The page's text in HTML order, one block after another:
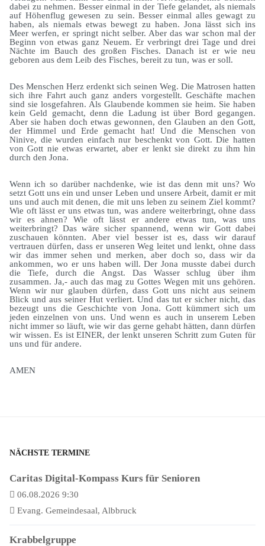
dabei zu nehmen. Besser einmal in der Tiefe gelandet, als niemals
auf Höhenflug gewesen zu sein. Besser einmal alles gewagt zu
haben, als niemals etwas bewegt zu haben. Jona lässt sich ins
Meer werfen, er springt nicht selber. Aber das war schon mal der
Beginn von etwas ganz Neuem. Er verbringt drei Tage und drei
Nächte im Bauch des großen Fisches. Danach ist er wie neu
geboren aus dem Leib des Fisches, bereit zu tun, was er soll.
Des Menschen Herz erdenkt sich seinen Weg. Die Matrosen hatten
sich ihre Fahrt auch ganz anders vorgestellt. Geschäfte machen
sind sie losgefahren. Als Glaubende kommen sie heim. Sie haben
kein Geld gemacht, denn die Ladung ist über Bord gegangen.
Aber sie haben doch etwas gewonnen, den Glauben an den Gott,
der Himmel und Erde gemacht hat! Und die Menschen von
Ninive, die wurden einfach nur beschenkt von Gott. Die hatten
von Gott nie etwas erwartet, aber er lenkt sie direkt zu ihm hin
durch den Jona.
Wenn ich so darüber nachdenke, wie ist das denn mit uns? Wo
setzt Gott uns ein und unser Leben und unsere Arbeit, damit er mit
uns und auch mit denen, die mit uns leben zu seinem Ziel kommt?
Wie oft lässt er uns etwas tun, was andere weiterbringt, ohne dass
wir es ahnen? Wie oft lässt er andere etwas tun, was uns
weiterbringt? Das wäre sicher spannend, wenn wir Gott dabei
zuschauen könnten. Aber viel besser ist es, dass wir darauf
vertrauen dürfen, dass er unseren Weg leitet und lenkt, ohne dass
wir das immer sehen und merken, aber doch so, dass wir da
ankommen, wo er uns haben will. Der Jona musste dabei durch
die Tiefe, durch die Angst. Das Wasser schlug über ihm
zusammen. Ja,- auch das mag zu Gottes Wegen mit uns gehören.
Wenn wir nur glauben dürfen, dass Gott uns nicht aus seinem
Blick und aus seiner Hut verliert. Und das tut er sicher nicht, das
bezeugt uns die Geschichte von Jona. Gott kümmert sich um
jeden einzelnen von uns. Und wenn es auch in unserem Leben
nicht immer so läuft, wie wir das gerne gehabt hätten, dann dürfen
wir wissen. Es ist EINER, der lenkt unseren Schritt zum Guten für
uns und für andere.
AMEN
NÄCHSTE TERMINE
Caritas Digital-Kompass Kurs für Senioren
06.08.2026 9:30
Evang. Gemeindesaal, Albbruck
Krabbelgruppe